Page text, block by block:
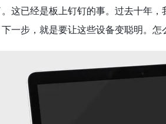
这已经是板上钉钉的事。过去十年
一步，就是要让这些设备变聪明。怎